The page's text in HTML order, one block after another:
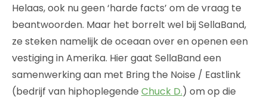
Helaas, ook nu geen ‘harde facts’ om de vraag te
beantwoorden. Maar het borrelt wel bij SellaBand,
ze steken namelijk de oceaan over en openen een
vestiging in Amerika. Hier gaat SellaBand een
samenwerking aan met Bring the Noise / Eastlink
(bedrijf van hiphoplegende Chuck D.) om op die